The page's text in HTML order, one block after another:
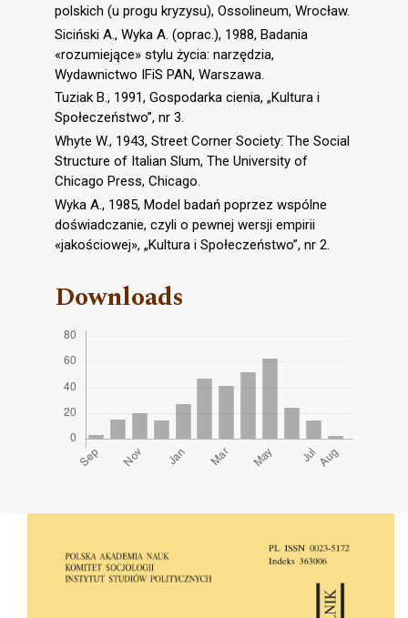
polskich (u progu kryzysu), Ossolineum, Wrocław.
Siciński A., Wyka A. (oprac.), 1988, Badania
«rozumiejące» stylu życia: narzędzia,
Wydawnictwo IFiS PAN, Warszawa.
Tuziak B., 1991, Gospodarka cienia, „Kultura i
Społeczeństwo”, nr 3.
Whyte W., 1943, Street Corner Society: The Social
Structure of Italian Slum, The University of
Chicago Press, Chicago.
Wyka A., 1985, Model badań poprzez wspólne
doświadczanie, czyli o pewnej wersji empirii
«jakościowej», „Kultura i Społeczeństwo”, nr 2.
Downloads